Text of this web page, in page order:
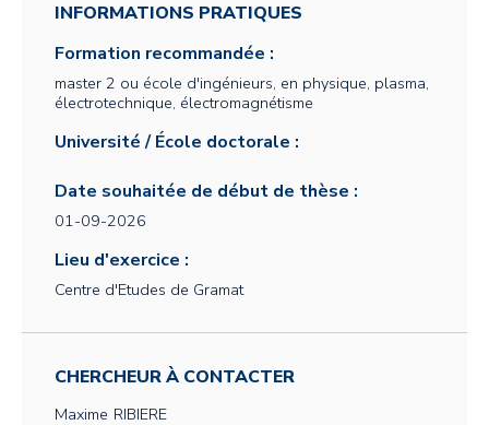
INFORMATIONS PRATIQUES
Formation recommandée :
master 2 ou école d'ingénieurs, en physique, plasma,
électrotechnique, électromagnétisme
Université / École doctorale :
Date souhaitée de début de thèse :
01-09-2026
Lieu d'exercice :
Centre d'Etudes de Gramat
CHERCHEUR À CONTACTER
Maxime RIBIERE